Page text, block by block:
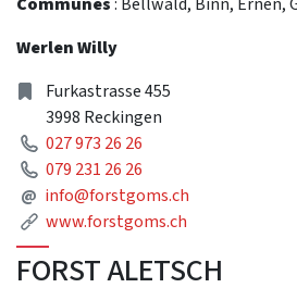
Werlen Willy
Address
Furkastrasse 455
3998 Reckingen
Phone
027 973 26 26
Phone
079 231 26 26
@ Mail
info@forstgoms.ch
Link
www.forstgoms.ch
FORST ALETSCH